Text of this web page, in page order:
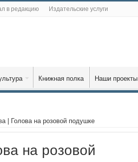
в редакцию Издательские услуги
Книжная полка Наши проекты
| Голова на розовой подушке
на розовой